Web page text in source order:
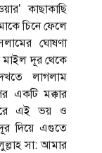
কাছাকাছি
চিনে ফেলে
ঘোষণা
মাইল দূর থেকে
লাগলাম
একটি মক্কার
এই ভয় ও
দিয়ে এগুতে
সা: আমার